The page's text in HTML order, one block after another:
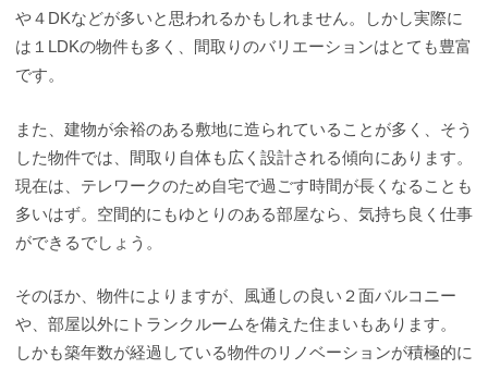
や４DKなどが多いと思われるかもしれません。しかし実際に
は１LDKの物件も多く、間取りのバリエーションはとても豊富
です。
また、建物が余裕のある敷地に造られていることが多く、そう
した物件では、間取り自体も広く設計される傾向にあります。
現在は、テレワークのため自宅で過ごす時間が長くなることも
多いはず。空間的にもゆとりのある部屋なら、気持ち良く仕事
ができるでしょう。
そのほか、物件によりますが、風通しの良い２面バルコニー
や、部屋以外にトランクルームを備えた住まいもあります。
しかも築年数が経過している物件のリノベーションが積極的に